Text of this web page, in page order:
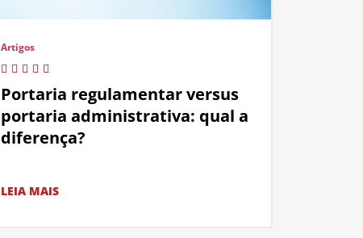
Artigos
Portaria regulamentar versus
portaria administrativa: qual a
diferença?
LEIA MAIS